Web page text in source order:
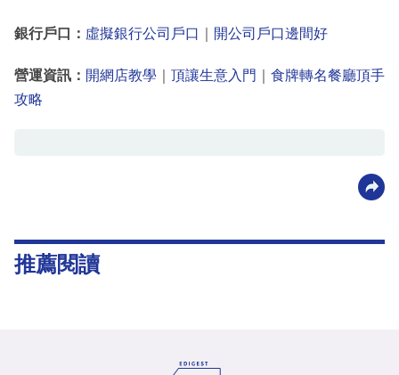
銀行戶口： 虛擬銀行公司戶口 開公司戶口邊間好
營運資訊： 開網店教學 頂讓生意入門
食牌轉名餐廳頂手
攻略
推薦閱讀